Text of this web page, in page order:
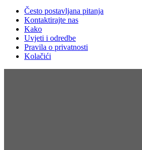
Često postavljana pitanja
Kontaktirajte nas
Kako
Uvjeti i odredbe
Pravila o privatnosti
Kolačići